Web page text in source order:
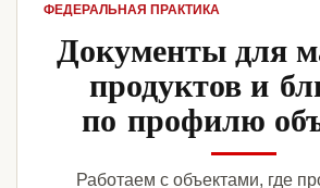
ФЕДЕРАЛЬНАЯ ПРАКТИКА
Документы для
продуктов и
по профилю
Работаем с объектами, где